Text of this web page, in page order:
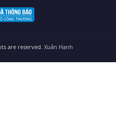
are reserved. Xuân Hạnh